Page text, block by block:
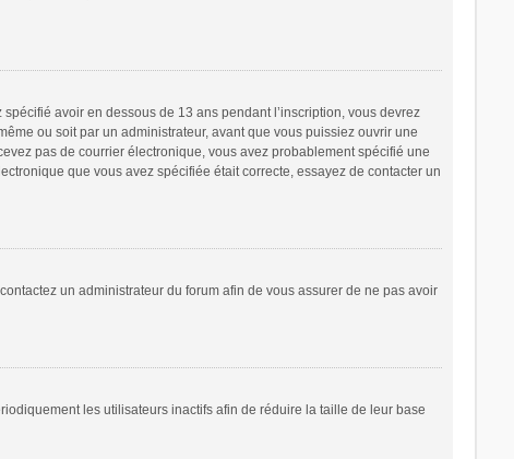
avoir en dessous de 13 ans pendant l’inscription, vous devrez
ou soit par un administrateur, avant que vous puissiez ouvrir une
pas de courrier électronique, vous avez probablement spécifié une
que vous avez spécifiée était correcte, essayez de contacter un
un administrateur du forum afin de vous assurer de ne pas avoir
les utilisateurs inactifs afin de réduire la taille de leur base